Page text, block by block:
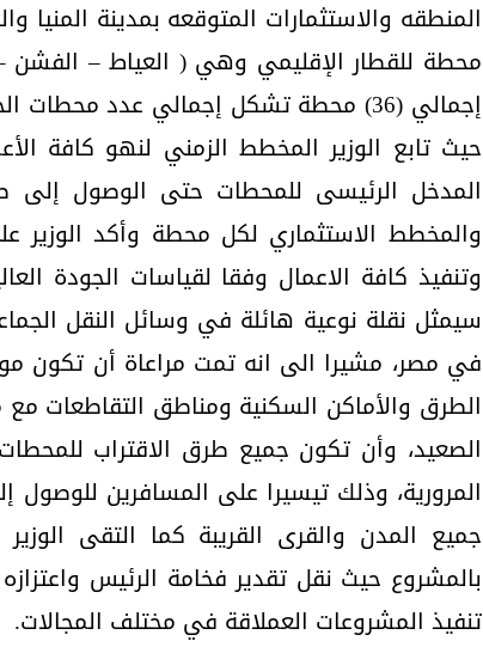
محطة للقطار الإقليمي وهي ( العياط –
إجمالي (36) محطة تشكل إجمالي عدد
حيث تابع الوزير المخطط الزمني لنهو كافة
المدخل الرئيسى للمحطات حتى الوصول إلى
والمخطط الاستثماري لكل محطة وأكد الوزير
وتنفيذ كافة الاعمال وفقا لقياسات الجودة
سيمثل نقلة نوعية هائلة في وسائل النقل
في مصر، مشيرا الى انه تمت مراعاة أن تكون
الطرق والأماكن السكنية ومناطق التقاطعات
الصعيد، وأن تكون جميع طرق الاقتراب
المرورية، وذلك تيسيرا على المسافرين
جميع المدن والقرى القريبة كما التقى
بالمشروع حيث نقل تقدير فخامة الرئيس
تنفيذ المشروعات العملاقة في مختلف المجالات.